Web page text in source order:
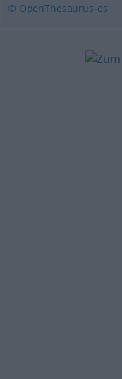
© OpenThesaurus-es